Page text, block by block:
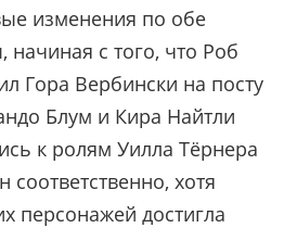
изменения по обе
с того, что Роб
Гора Вербински на посту
Блум и Кира Найтли
к ролям Уилла Тёрнера
соответственно, хотя
персонажей достигла